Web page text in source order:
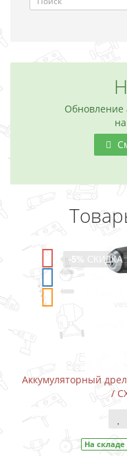
Обновление
СКИДКА
Аккумуляторный
/
На складе